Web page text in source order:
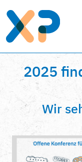
2025
Wir